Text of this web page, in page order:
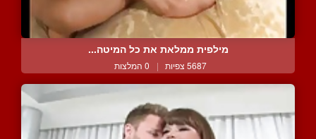
מילפית ממלאת את כל המיטה...
5687 צפיות | 0 המלצות